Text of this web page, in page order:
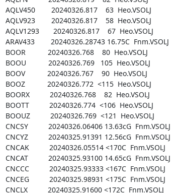
AQLV450        20240326.817    63  Heo.VSOLJ
AQLV923        20240326.817    58  Heo.VSOLJ
AQLV1293       20240326.817    67  Heo.VSOLJ
ARAV433        20240326.28743 16.75C  Fnm.VSOLJ
BOOR           20240326.768    80  Heo.VSOLJ
BOOU           20240326.769   105  Heo.VSOLJ
BOOV           20240326.767    90  Heo.VSOLJ
BOOZ           20240326.772  <115  Heo.VSOLJ
BOORX          20240326.768    82  Heo.VSOLJ
BOOTT          20240326.774  <106  Heo.VSOLJ
BOOUZ          20240326.769  <121  Heo.VSOLJ
CNCSY          20240326.06406 13.63cG  Fnm.VSOLJ
CNCYZ          20240325.91391 12.56cG  Fnm.VSOLJ
CNCAK          20240326.05514 <170C  Fnm.VSOLJ
CNCAT          20240325.93100 14.65cG  Fnm.VSOLJ
CNCCC          20240325.93333 <167C  Fnm.VSOLJ
CNCEG          20240325.98931 <175C  Fnm.VSOLJ
CNCLX          20240325.91600 <172C  Fnm.VSOLJ